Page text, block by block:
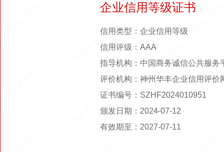
企业信用等级证书
信用类型：企业信用等级
信用评级：AAA
指导机构：中国商务诚信公共服务
评价机构：神州华丰企业信用评价
证书编号：SZHF2024010951
颁发日期：2024-07-12
有效期至：2027-07-11